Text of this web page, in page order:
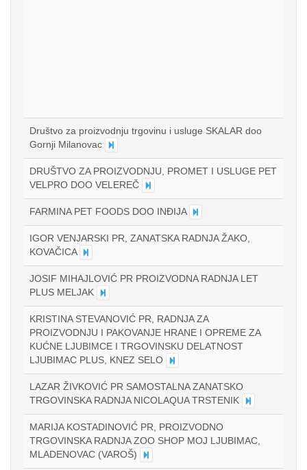
Društvo za proizvodnju trgovinu i usluge SKALAR doo
Gornji Milanovac
DRUŠTVO ZA PROIZVODNJU, PROMET I USLUGE PET
VELPRO DOO VELEREČ
FARMINA PET FOODS DOO INĐIJA
IGOR VENJARSKI PR, ZANATSKA RADNJA ŽAKO,
KOVAČICA
JOSIF MIHAJLOVIĆ PR PROIZVODNA RADNJA LET
PLUS MELJAK
KRISTINA STEVANOVIĆ PR, RADNJA ZA
PROIZVODNJU I PAKOVANJE HRANE I OPREME ZA
KUĆNE LJUBIMCE I TRGOVINSKU DELATNOST
LJUBIMAC PLUS, KNEZ SELO
LAZAR ŽIVKOVIĆ PR SAMOSTALNA ZANATSKO
TRGOVINSKA RADNJA NICOLAQUA TRSTENIK
MARIJA KOSTADINOVIĆ PR, PROIZVODNO
TRGOVINSKA RADNJA ZOO SHOP MOJ LJUBIMAC,
MLADENOVAC (VAROŠ)